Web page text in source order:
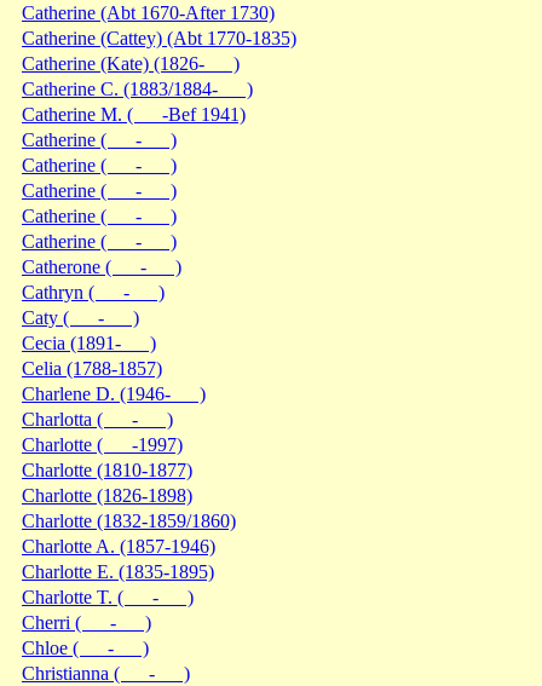
Catherine (Abt 1670-After 1730)
Catherine (Cattey) (Abt 1770-1835)
Catherine (Kate) (1826- )
Catherine C. (1883/1884- )
Catherine M. ( -Bef 1941)
Catherine ( - )
Catherine ( - )
Catherine ( - )
Catherine ( - )
Catherine ( - )
Catherone ( - )
Cathryn ( - )
Caty ( - )
Cecia (1891- )
Celia (1788-1857)
Charlene D. (1946- )
Charlotta ( - )
Charlotte ( -1997)
Charlotte (1810-1877)
Charlotte (1826-1898)
Charlotte (1832-1859/1860)
Charlotte A. (1857-1946)
Charlotte E. (1835-1895)
Charlotte T. ( - )
Cherri ( - )
Chloe ( - )
Christianna ( - )